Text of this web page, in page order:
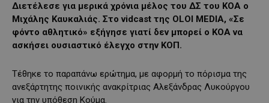
Διετέλεσε για μερικά χρόνια μέλος του ΔΣ του ΚΟΑ ο
Μιχάλης Καυκαλιάς. Στο vidcast της OLOI MEDIA, «Σε
φόντο αθλητικό» εξήγησε γιατί δεν μπορεί ο ΚΟΑ να
ασκήσει ουσιαστικό έλεγχο στην ΚΟΠ.
Τέθηκε το παραπάνω ερώτημα, με αφορμή το πόρισμα της
ανεξάρτητης ποινικής ανακρίτριας Αλεξάνδρας Λυκούργου
για την υπόθεση Κούμα.